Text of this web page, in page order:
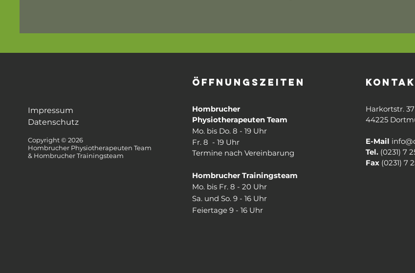
Impressum
Datenschutz
Copyright © 2026
Hombrucher Physiotherapeuten Team
& Hombrucher Trainingsteam
ÖFFNUNGSZEITEN
Hombrucher
Physiotherapeuten Team
Mo. bis Do. 8 - 19 Uhr
Fr. 8 - 19 Uhr
Termine nach Vereinbarung
Hombrucher Trainingsteam
Mo. bis Fr. 8 - 20 Uhr
Sa. und So. 9 - 16 Uhr
Feiertage 9 - 16 Uhr
Harkortstr.
44225
E-Mail
Tel.(0231) 7
Fax(0231) 7